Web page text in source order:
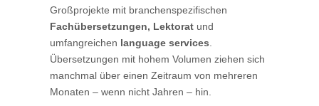
Großprojekte mit branchenspezifischen
Fachübersetzungen, Lektorat und
umfangreichen language services
Übersetzungen mit hohem Volumen ziehen sich
manchmal über einen Zeitraum von mehreren
Monaten – wenn nicht Jahren – hin.